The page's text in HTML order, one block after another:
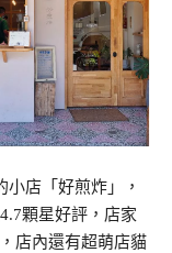
店「好煎炸」，
顆星好評，店家
店內還有超萌店貓